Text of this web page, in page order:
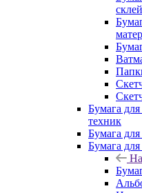
Бумага
техник
Бумага
Бумага